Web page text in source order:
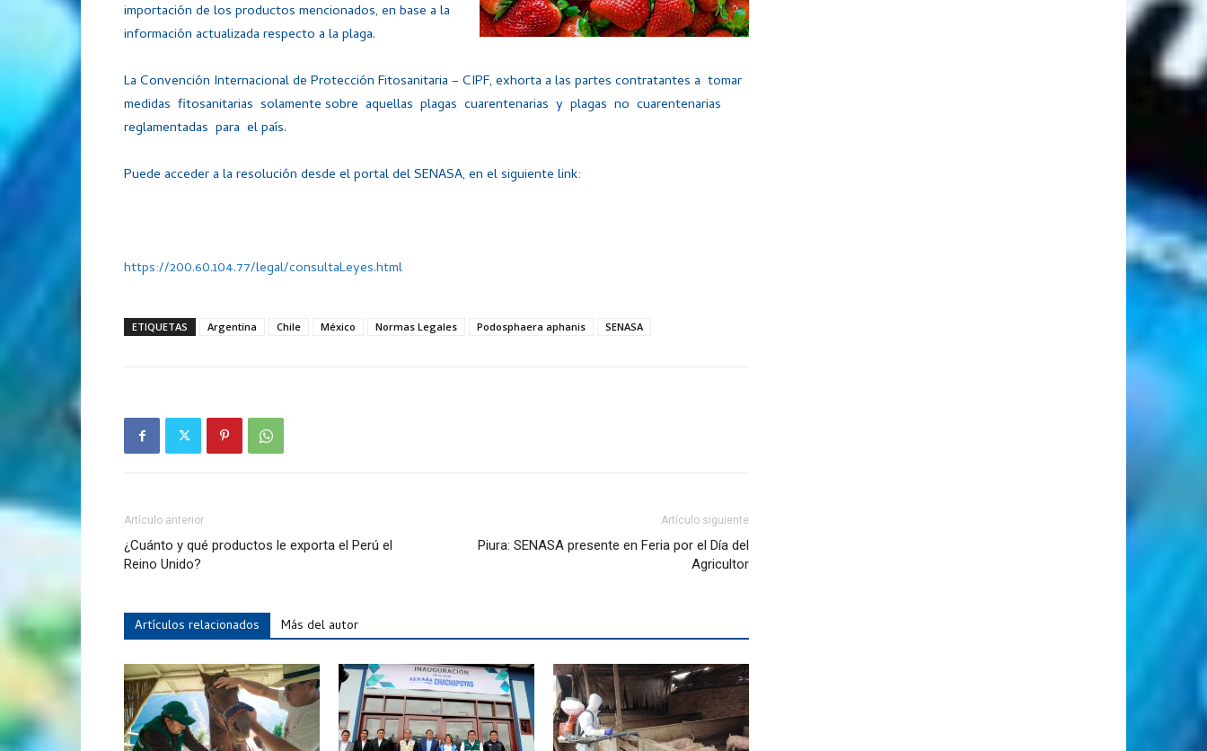
importación de los productos mencionados, en base a la
información actualizada respecto a la plaga.
La Convención Internacional de Protección Fitosanitaria – CIPF, exhorta a las partes contratantes a tomar
medidas fitosanitarias solamente sobre aquellas plagas cuarentenarias y plagas no cuarentenarias
reglamentadas para el país.
Puede acceder a la resolución desde el portal del SENASA, en el siguiente link:
https://200.60.104.77/legal/consultaLeyes.html
ETIQUETAS Argentina Chile México Normas Legales Podosphaera aphanis SENASA
Artículo anterior
¿Cuánto y qué productos le exporta el Perú el
Reino Unido?
Artículo siguiente
Piura: SENASA presente en Feria por el Día del
Agricultor
Artículos relacionados Más del autor